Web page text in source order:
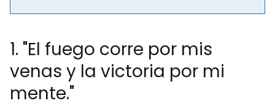
1. "El fuego corre por mis
venas y la victoria por mi
mente."